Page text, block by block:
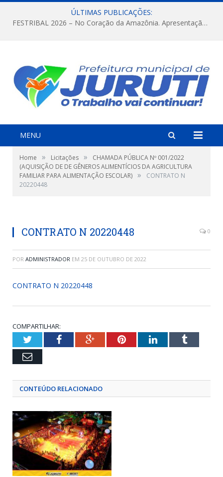
ÚLTIMAS PUBLICAÇÕES:
FESTRIBAL 2026 – No Coração da Amazônia. Apresentação da Munduruku.
MENU
Home » Licitações »
CHAMADA PÚBLICA Nº 001/2022
(AQUISIÇÃO DE DE GÊNEROS ALIMENTÍCIOS DA AGRICULTURA
FAMILIAR PARA ALIMENTAÇÃO ESCOLAR) »
CONTRATO N
20220448
CONTRATO N 20220448 0
POR ADMINISTRADOR EM 25 DE OUTUBRO DE 2022
CONTRATO N 20220448
COMPARTILHAR:
TwitterFacebookGoogle+PinterestLinkedInTumblr
Email
CONTEÚDO RELACIONADO